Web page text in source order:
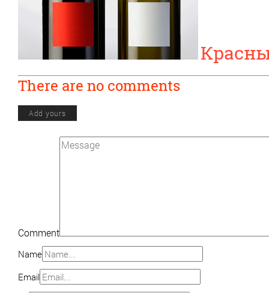
There are no comments
Add yours
Comment
Name
Email